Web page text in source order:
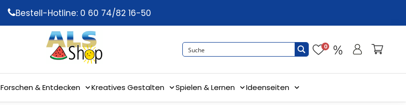
Bestell-Hotline: 0 60 74/82 16-50
0
Forschen & Entdecken Kreatives Gestalten Spielen & Lernen Ideenseiten